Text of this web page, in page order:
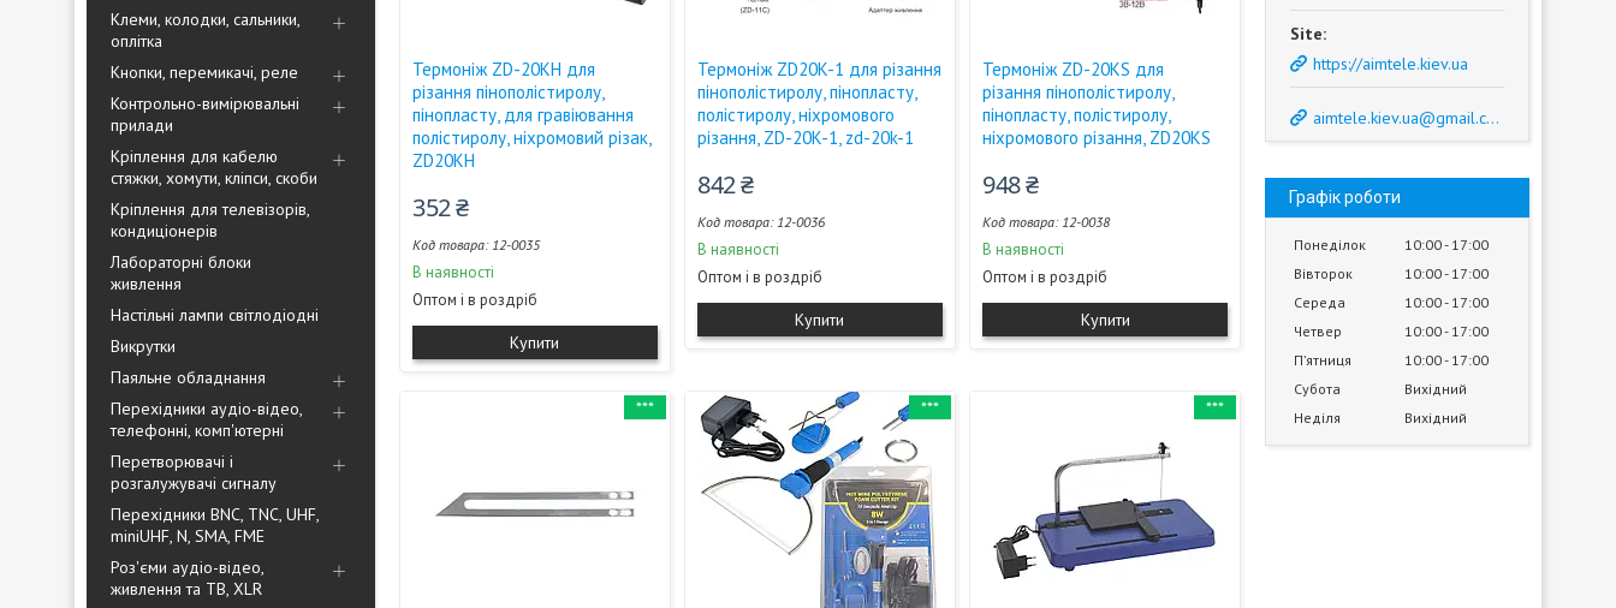
Клеми, колодки, сальники,
оплітка
Кнопки, перемикачі, реле
Контрольно-вимірювальні
прилади
Кріплення для кабелю
стяжки, хомути, кліпси, скоби
Кріплення для телевізорів,
кондиціонерів
Лабораторні блоки
живлення
Настільні лампи світлодіодні
Викрутки
Паяльне обладнання
Перехідники аудіо-відео,
телефонні, комп'ютерні
Перетворювачі і
розгалужувачі сигналу
Перехідники BNC, TNC, UHF,
miniUHF, N, SMA, FME
Роз'єми аудіо-відео,
живлення та ТВ, XLR
Термоніж ZD-20KH для
різання пінополістиролу,
пінопласту, для гравіювання
полістиролу, ніхромовий різак,
ZD20KH
352 ₴
12-0035
В наявності
Оптом і в роздріб
Купити
Термоніж ZD20K-1 для різання
пінополістиролу, пінопласту,
полістиролу, ніхромового
різання, ZD-20K-1, zd-20k-1
842 ₴
12-0036
В наявності
Оптом і в роздріб
Купити
Термоніж ZD-20KS для
різання пінополістиролу,
пінопласту, полістиролу,
ніхромового різання, ZD20KS
948 ₴
12-0038
В наявності
Оптом і в роздріб
Купити
*** *** ***
https://aimtele.kiev.ua
aimtele.kiev.ua@gmail.com
Графік роботи
Понеділок 10:00 17:00
Вівторок
10:00 17:00
Середа
10:00 17:00
Четвер
10:00 17:00
Пʼятниця
10:00 17:00
Субота
Вихідний
Неділя
Вихідний